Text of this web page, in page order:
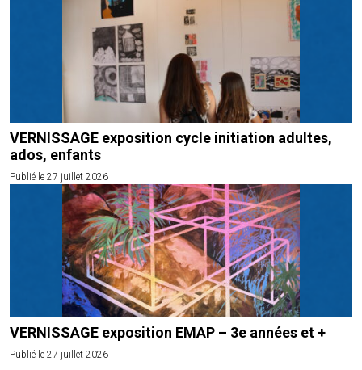
VERNISSAGE exposition cycle initiation adultes,
ados, enfants
Publié le 27 juillet 2026
VERNISSAGE exposition EMAP – 3e années et +
Publié le 27 juillet 2026